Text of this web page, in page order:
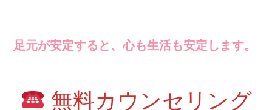
足元が安定すると、心も生活も安定します。
無料カウンセリング